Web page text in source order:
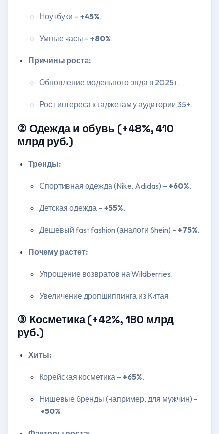
Ноутбуки – +45%.
Умные часы – +80%.
Причины роста:
Обновление модельного ряда в 2025 г.
Рост интереса к гаджетам у аудитории 35+.
② Одежда и обувь (+48%, 410
млрд руб.)
Тренды:
Спортивная одежда (Nike, Adidas) – +60%.
Детская одежда – +55%.
Дешевый fast fashion (аналоги Shein) – +75%.
Почему растет:
Упрощение возвратов на Wildberries.
Увеличение дропшиппинга из Китая.
③ Косметика (+42%, 180 млрд
руб.)
Хиты:
Корейская косметика – +65%.
Нишевые бренды (например, для мужчин) –
+50%.